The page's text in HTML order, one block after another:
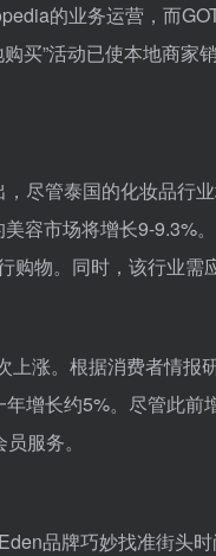
的业务运营，而
买”活动已使本地商
尽管泰国的化妆品行
容市场将增长9-9.3%
物。同时，该行业需
涨。根据消费者情
增长约5%。尽管此
服务。
品牌巧妙找准街头